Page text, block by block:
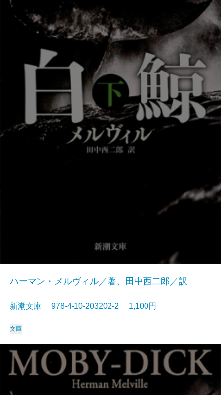
ハーマン・メルヴィル／著、田中西二郎／訳
新潮文庫 978-4-10-203202-2 1,100円
文庫